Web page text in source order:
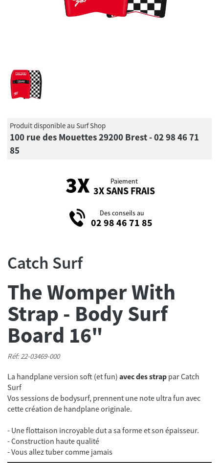
Produit disponible au Surf Shop
100 rue des Mouettes 29200 Brest - 02 98 46 71
85
Paiement
3X SANS FRAIS
Des conseils au
02 98 46 71 85
Catch Surf
The Womper With
Strap - Body Surf
Board 16"
Réf: 22-03469-000
La handplane version soft (et fun) avec des strap par Catch
Surf
Vos sessions de bodysurf, prennent une note ultra fun avec
cette création de handplane originale.
- Une flottaison incroyable dut a sa forme et son épaisseur.
- Construction haute qualité
- Vous allez tuber comme jamais